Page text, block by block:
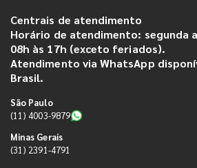
Centrais de atendimento
Horário de atendimento: segunda
08h às 17h (exceto feriados).
Atendimento via WhatsApp
Brasil.
São Paulo
(11) 4003-9879
Minas Gerais
(31) 2391-4791